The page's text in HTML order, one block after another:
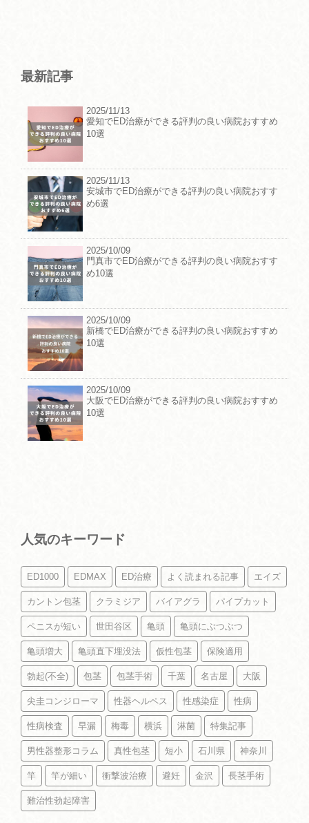
最新記事
2025/11/13
愛知でED治療ができる評判の良い病院おすすめ
10選
2025/11/13
安城市でED治療ができる評判の良い病院おすす
め6選
2025/10/09
門真市でED治療ができる評判の良い病院おすす
め10選
2025/10/09
新橋でED治療ができる評判の良い病院おすすめ
10選
2025/10/09
大阪でED治療ができる評判の良い病院おすすめ
10選
人気のキーワード
ED1000 EDMAX ED治療 よく読まれる記事 エイズ
カントン包茎 クラミジア バイアグラ パイプカット
ペニスが短い 世田谷区 亀頭 亀頭にぶつぶつ
亀頭増大 亀頭直下埋没法 仮性包茎 保険適用
勃起(不全) 包茎 包茎手術 千葉 名古屋 大阪
尖圭コンジローマ 性器ヘルペス 性感染症 性病
性病検査 早漏 梅毒 横浜 淋菌 特集記事
男性器整形コラム 真性包茎 短小 石川県 神奈川
竿 竿が細い 衝撃波治療 避妊 金沢 長茎手術
難治性勃起障害